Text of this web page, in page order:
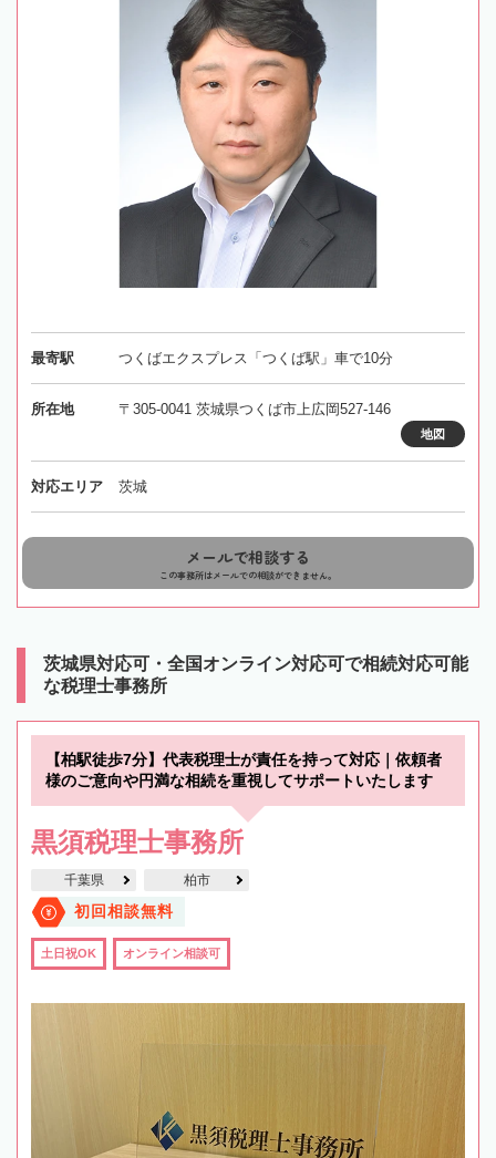
最寄駅 つくばエクスプレス「つくば駅」車で10分
所在地 〒305-0041 茨城県つくば市上広岡527-146
地図
対応エリア 茨城
メールで相談する
この事務所はメールでの相談ができません。
茨城県対応可・全国オンライン対応可で相続対応可能
な税理士事務所
【柏駅徒歩7分】代表税理士が責任を持って対応｜依頼者
様のご意向や円満な相続を重視してサポートいたします
黒須税理士事務所
千葉県 柏市
初回相談無料
土日祝OK オンライン相談可